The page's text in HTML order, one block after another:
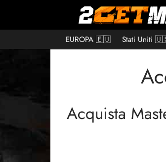
EUROPA 🇪🇺 Stati Uniti
Acquista